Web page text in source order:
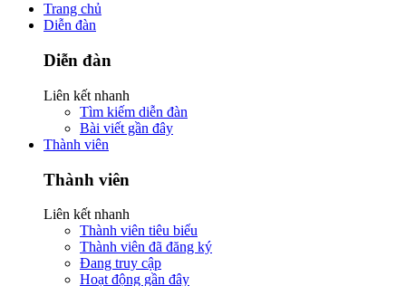
Trang chủ
Diễn đàn
Diễn đàn
Liên kết nhanh
Tìm kiếm diễn đàn
Bài viết gần đây
Thành viên
Thành viên
Liên kết nhanh
Thành viên tiêu biểu
Thành viên đã đăng ký
Đang truy cập
Hoạt động gần đây